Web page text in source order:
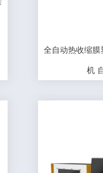
全自动热收缩
机